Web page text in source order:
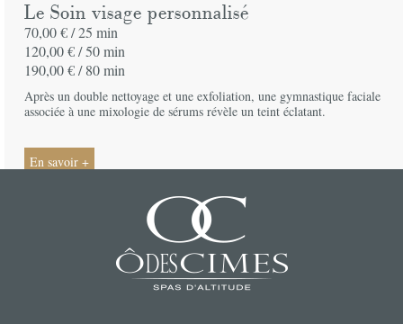
Nom*
Prénom*
Téléphone*
Email*
Le Soin visage personnalisé
70,00 € /25 min
120,00 € /50 min
190,00 € /80 min
Après un double nettoyage et une exfoliation, une gymnastique faciale
associée à une mixologie de sérums révèle un teint éclatant.
En savoir +